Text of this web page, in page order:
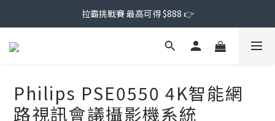
拉霸挑戰賽 最高可得 $888 👉
Philips PSE0550 4K智能網
路視訊會議攝影機系統